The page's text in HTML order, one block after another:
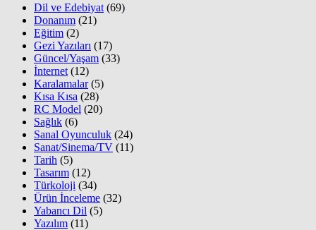
Dil ve Edebiyat (69)
Donanım (21)
Eğitim (2)
Gezi Yazıları (17)
Güncel/Yaşam (33)
İnternet (12)
Karalamalar(5)
Kısa Kısa (28)
RC Model (20)
Sağlık (6)
Sanal Oyunculuk (24)
Sanat/Sinema/TV (11)
Tarih (5)
Tasarım (12)
Türkoloji (34)
Ürün İnceleme (32)
Yabancı Dil (5)
Yazılım (11)